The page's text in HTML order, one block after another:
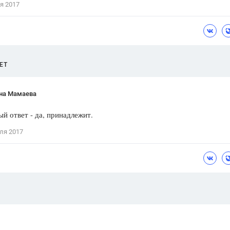
2017
Мамаева
ответ - да, принадлежит.
2017